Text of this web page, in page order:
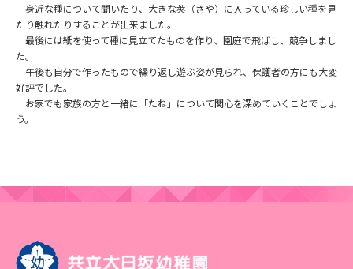
身近な種について聞いたり、大きな莢（さや）に入っている珍しい種を見
たり触れたりすることが出来ました。
最後には紙を使って種に見立てたものを作り、園庭で飛ばし、競争しまし
た。
午後も自分で作ったもので繰り返し遊ぶ姿が見られ、保護者の方にも大変
好評でした。
お家でも家族の方と一緒に「たね」について関心を深めていくことでしょ
う。